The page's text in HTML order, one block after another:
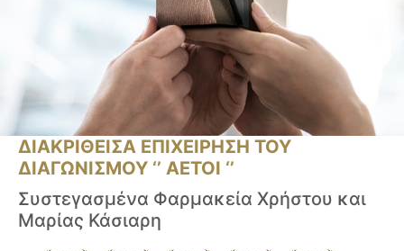
ΔΙΑΚΡΙΘΕΙΣΑ ΕΠΙΧΕΙΡΗΣΗ ΤΟΥ
ΔΙΑΓΩΝΙΣΜΟΥ ‘’ ΑΕΤΟΙ ‘’
Συστεγασμένα Φαρμακεία Χρήστου και
Μαρίας Κάσιαρη